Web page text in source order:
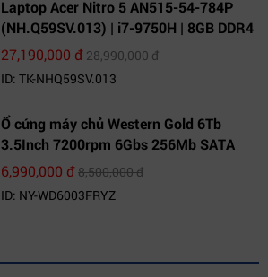
Laptop Acer Nitro 5 AN515-54-784P
(NH.Q59SV.013) | i7-9750H | 8GB DDR4
| 1TB HDD | GeForce GTX 1650 4GB |
27,190,000 đ28,990,000 đ
ID: TK-NHQ59SV.013
Ổ cứng máy chủ Western Gold 6Tb
3.5Inch 7200rpm 6Gbs 256Mb SATA
(WD6003FRYZ)
6,990,000 đ8,500,000 đ
ID: NY-WD6003FRYZ